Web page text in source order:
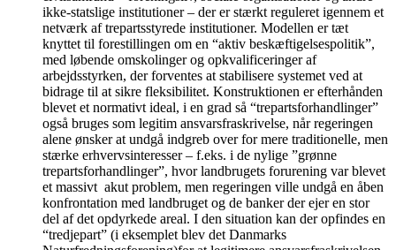
ikke-statslige institutioner – der er stærkt reguleret igennem et
netværk af trepartsstyrede institutioner. Modellen er tæt
knyttet til forestillingen om en “aktiv beskæftigelsespolitik”,
med løbende omskolinger og opkvalificeringer af
arbejdsstyrken, der forventes at stabilisere systemet ved at
bidrage til at sikre fleksibilitet. Konstruktionen er efterhånden
blevet et normativt ideal, i en grad så “trepartsforhandlinger”
også bruges som legitim ansvarsfraskrivelse, når regeringen
alene ønsker at undgå indgreb over for mere traditionelle, men
stærke erhvervsinteresser – f.eks. i de nylige ”grønne
trepartsforhandlinger”, hvor landbrugets forurening var blevet
et massivt akut problem, men regeringen ville undgå en åben
konfrontation med landbruget og de banker der ejer en stor
del af det opdyrkede areal. I den situation kan der opfindes en
“tredjepart” (i eksemplet blev det Danmarks